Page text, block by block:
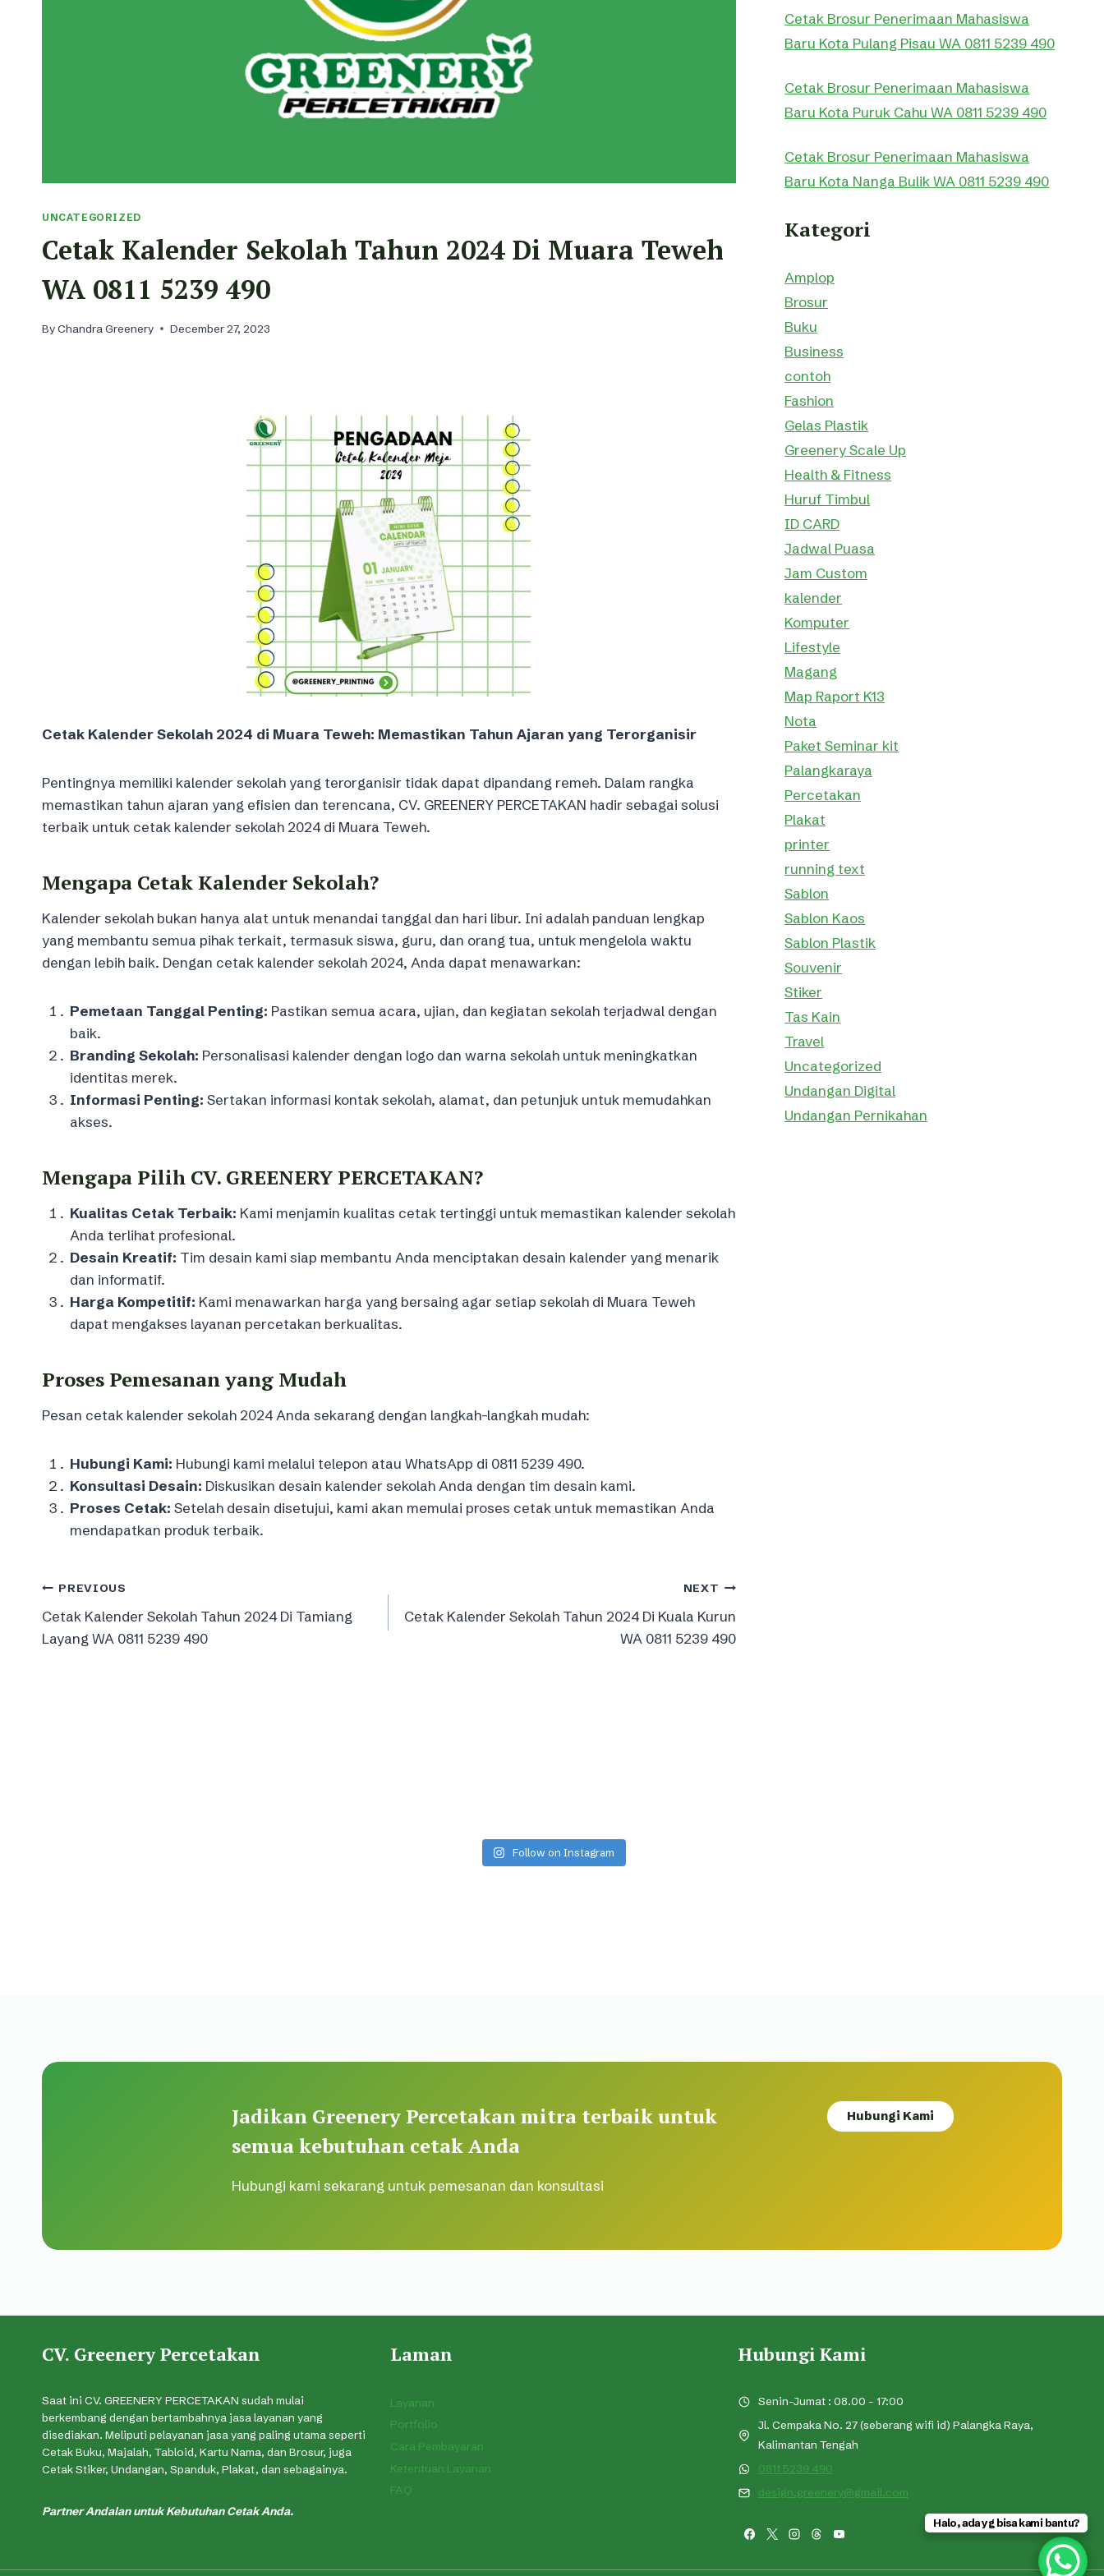
UNCATEGORIZED
Cetak Kalender Sekolah Tahun 2024 Di Muara Teweh
WA 0811 5239 490
ByChandra Greenery December 27, 2023
Cetak Kalender Sekolah 2024 di Muara Teweh: Memastikan Tahun Ajaran yang Terorganisir
Pentingnya memiliki kalender sekolah yang terorganisir tidak dapat dipandang remeh. Dalam rangka
memastikan tahun ajaran yang efisien dan terencana, CV. GREENERY PERCETAKAN hadir sebagai solusi
terbaik untuk cetak kalender sekolah 2024 di Muara Teweh.
Mengapa Cetak Kalender Sekolah?
Kalender sekolah bukan hanya alat untuk menandai tanggal dan hari libur. Ini adalah panduan lengkap
yang membantu semua pihak terkait, termasuk siswa, guru, dan orang tua, untuk mengelola waktu
dengan lebih baik. Dengan cetak kalender sekolah 2024, Anda dapat menawarkan:
Pemetaan Tanggal Penting: Pastikan semua acara, ujian, dan kegiatan sekolah terjadwal dengan
baik.
Branding Sekolah: Personalisasi kalender dengan logo dan warna sekolah untuk meningkatkan
identitas merek.
Informasi Penting: Sertakan informasi kontak sekolah, alamat, dan petunjuk untuk memudahkan
akses.
Mengapa Pilih CV. GREENERY PERCETAKAN?
Kualitas Cetak Terbaik: Kami menjamin kualitas cetak tertinggi untuk memastikan kalender sekolah
Anda terlihat profesional.
Desain Kreatif: Tim desain kami siap membantu Anda menciptakan desain kalender yang menarik
dan informatif.
Harga Kompetitif: Kami menawarkan harga yang bersaing agar setiap sekolah di Muara Teweh
dapat mengakses layanan percetakan berkualitas.
Proses Pemesanan yang Mudah
Pesan cetak kalender sekolah 2024 Anda sekarang dengan langkah-langkah mudah:
Hubungi Kami: Hubungi kami melalui telepon atau WhatsApp di 0811 5239 490.
Konsultasi Desain: Diskusikan desain kalender sekolah Anda dengan tim desain kami.
Proses Cetak: Setelah desain disetujui, kami akan memulai proses cetak untuk memastikan Anda
mendapatkan produk terbaik.
Post
navigation
PREVIOUS
Cetak Kalender Sekolah Tahun 2024 Di Tamiang
Layang WA 0811 5239 490
NEXT
Cetak Kalender Sekolah Tahun 2024 Di Kuala Kurun
WA 0811 5239 490
Cetak Brosur Penerimaan Mahasiswa
Baru Kota Pulang Pisau WA 0811 5239 490
Cetak Brosur Penerimaan Mahasiswa
Baru Kota Puruk Cahu WA 0811 5239 490
Cetak Brosur Penerimaan Mahasiswa
Baru Kota Nanga Bulik WA 0811 5239 490
Kategori
Amplop
Brosur
Buku
Business
contoh
Fashion
Gelas Plastik
Greenery Scale Up
Health & Fitness
Huruf Timbul
ID CARD
Jadwal Puasa
Jam Custom
kalender
Komputer
Lifestyle
Magang
Map Raport K13
Nota
Paket Seminar kit
Palangkaraya
Percetakan
Plakat
printer
running text
Sablon
Sablon Kaos
Sablon Plastik
Souvenir
Stiker
Tas Kain
Travel
Uncategorized
Undangan Digital
Undangan Pernikahan
Follow on Instagram
Jadikan Greenery Percetakan mitra terbaik untuk
semua kebutuhan cetak Anda
Hubungi kami sekarang untuk pemesanan dan konsultasi
Hubungi Kami
CV. Greenery Percetakan
Saat ini CV. GREENERY PERCETAKAN sudah mulai
berkembang dengan bertambahnya jasa layanan yang
disediakan. Meliputi pelayanan jasa yang paling utama seperti
Cetak Buku, Majalah, Tabloid, Kartu Nama, dan Brosur, juga
Cetak Stiker, Undangan, Spanduk, Plakat, dan sebagainya.
Partner Andalan untuk Kebutuhan Cetak Anda.
Laman
Layanan
Portfolio
Cara Pembayaran
Ketentuan Layanan
FAQ
Hubungi Kami
Senin-Jumat : 08.00 - 17:00
Jl. Cempaka No. 27 (seberang wifi id) Palangka Raya,
Kalimantan Tengah
0811 5239 490
design.greenery@gmail.com
Halo, ada yg bisa kami bantu?